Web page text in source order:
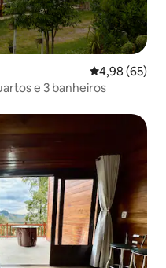
4,98 de uma
4,98 (65)
e 3 banheiros
hóspedes